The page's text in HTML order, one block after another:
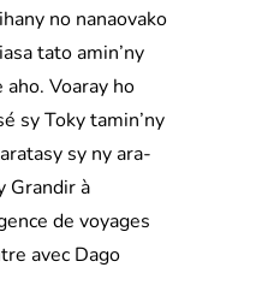
no nanaovako
tato amin’ny
Voaray ho
sy Toky tamin’ny
sy ny ara-
Grandir à
de voyages
avec Dago